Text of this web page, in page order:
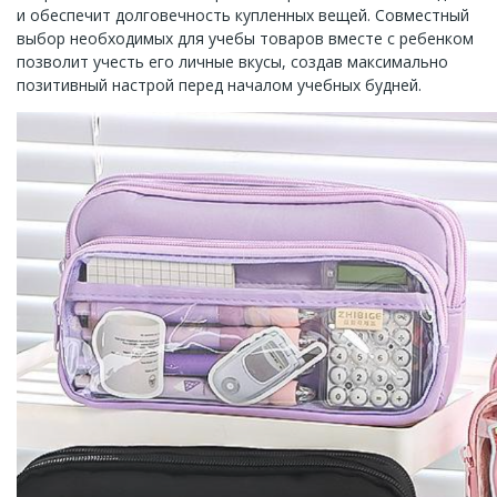
и обеспечит долговечность купленных вещей. Совместный
выбор необходимых для учебы товаров вместе с ребенком
позволит учесть его личные вкусы, создав максимально
позитивный настрой перед началом учебных будней.